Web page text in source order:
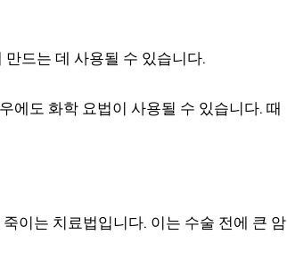
드는 데 사용될 수 있습니다.
에도 화학 요법이 사용될 수 있습니다. 때
이는 치료법입니다. 이는 수술 전에 큰 암